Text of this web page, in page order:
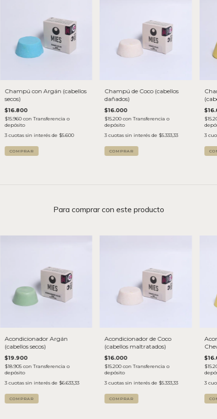
Champú con Argán (cabellos
secos)
$16.800
$15.960con Transferencia o
depósito
3 cuotas sin interés de $5.600
Champú de Coco (cabellos
dañados)
$16.000
$15.200con Transferencia o
depósito
3 cuotas sin interés de $5.333,33
3
Para comprar con este producto
Acondicionador Argán
(cabellos secos)
$19.900
$18.905con Transferencia o
depósito
3 cuotas sin interés de $6.633,33
Acondicionador de Coco
(cabellos maltratados)
$16.000
$15.200con Transferencia o
depósito
3 cuotas sin interés de $5.333,33
3